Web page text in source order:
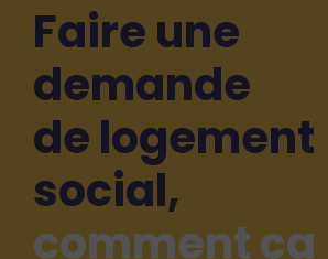
Faire une
demande
de logement
social,
comment ça